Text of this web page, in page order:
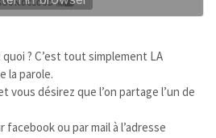
quoi ? C’est tout simplement LA
la parole.
vous désirez que l’on partage l’un de
facebook ou par mail à l’adresse